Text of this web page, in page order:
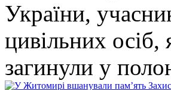
України,
цивільних осіб,
загинули у